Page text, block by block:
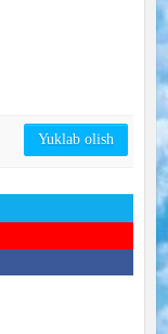
Yuklab olish